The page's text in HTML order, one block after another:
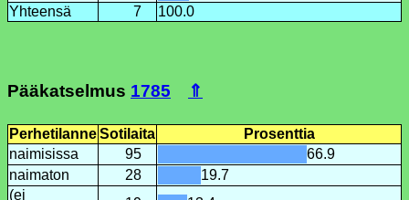
Yhteensä
7 100.0
Pääkatselmus 1785 ⇑
PerhetilanneSotilaita
Prosenttia
naimisissa
95
66.9
naimaton
28
19.7
(ei